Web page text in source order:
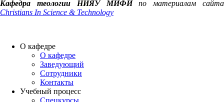
Кафедра теологии НИЯУ МИФИпо материалам сайта
Christians In Science & Technology
О кафедре
О кафедре
Заведующий
Сотрудники
Контакты
Учебный процесс
Спецкурсы